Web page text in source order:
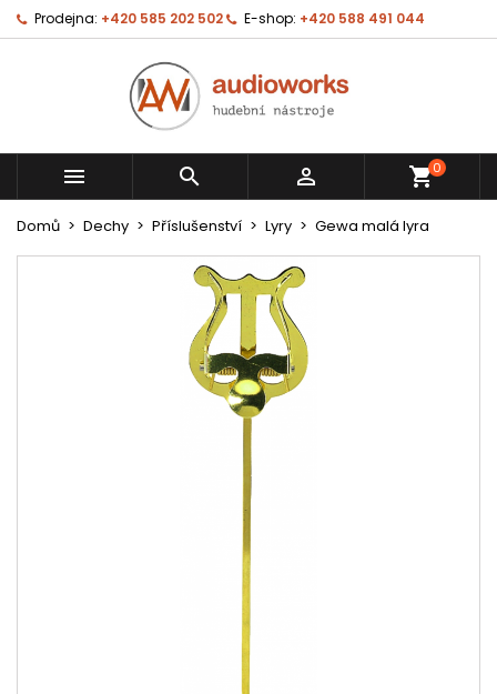
Prodejna: +420 585 202 502 E-shop: +420 588 491 044
   shopping_cart0
Domů Dechy Příslušenství Lyry Gewa malá lyra